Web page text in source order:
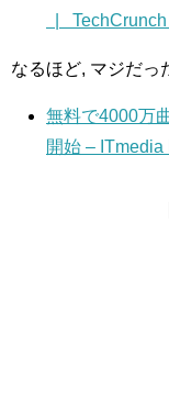
| TechCrunch
なるほど, マジだっ
無料で4000万
開始 – ITmedia